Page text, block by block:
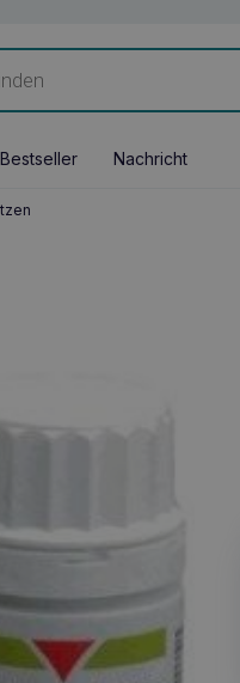
Bestseller Nachricht